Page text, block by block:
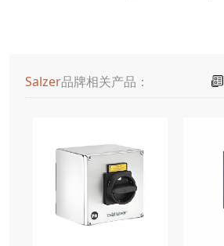
Salzer品牌相关产品：